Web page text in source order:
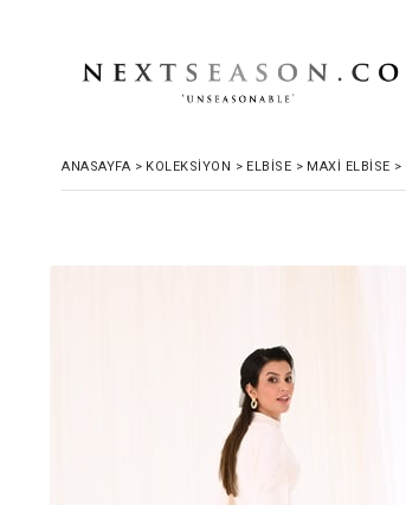
ANASAYFA > KOLEKSİYON > ELBİSE > MAXİ ELBİSE >